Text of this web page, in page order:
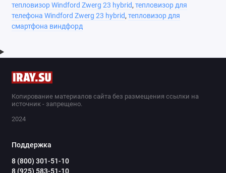
тепловизор Windford Zwerg 23 hybrid, тепловизор для
телефона Windford Zwerg 23 hybrid, тепловизор для
смартфона виндфорд
Копирование материалов сайта без размещения ссылки на
источник - запрещено.
2024
Поддержка
8 (800) 301-51-10
8 (925) 583-51-10